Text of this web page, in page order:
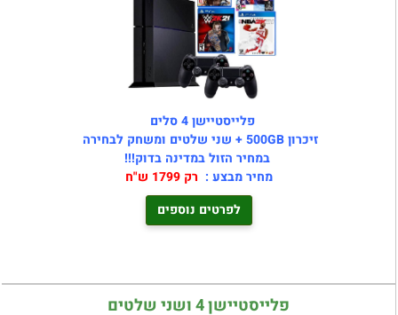
פלייסטיישן 4 סלים
זיכרון 500GB + שני שלטים ומשחק לבחירה
במחיר הזול במדינה בדוק!!!
מחיר מבצע : רק 1799 ש"ח
לפרטים נוספים
פלייסטיישן 4 ושני שלטים